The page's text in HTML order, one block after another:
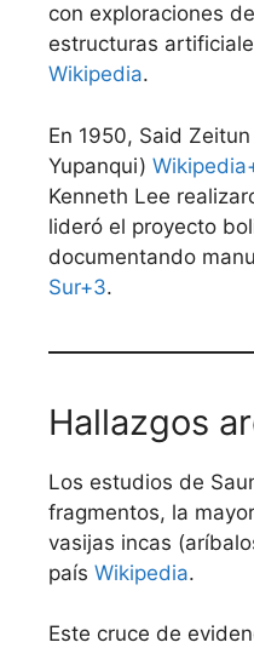
con exploraciones
estructuras
Wikipedia.
En 1950, Said
Yupanqui)
Kenneth Lee
lideró el proyecto
documentando
Sur+3.
Hallazgos
Los estudios de
fragmentos, la
vasijas incas
país Wikipedia.
Este cruce de